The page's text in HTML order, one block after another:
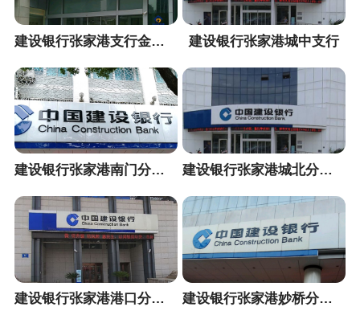
建设银行张家港支行金洲储蓄所 建设银行张家港城中支行
建设银行张家港南门分理处 建设银行张家港城北分理处
建设银行张家港港口分理处 建设银行张家港妙桥分理处